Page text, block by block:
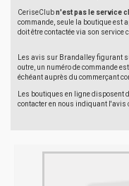
CeriseClubn'est pas le service
commande, seule la boutique est
doit être contactée via son service
Les avis sur Brandalley figurant
outre, un numéro de commande
échéant auprès du commerçant
Les boutiques en ligne disposent
contacter en nous indiquant l'avis